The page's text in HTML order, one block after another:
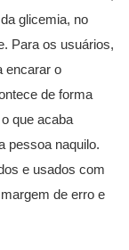
glicemia, no
Para os usuários,
encarar o
de forma
que acaba
pessoa naquilo.
e usados com
de erro e